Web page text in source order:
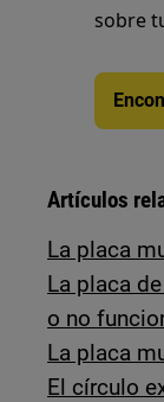
sobre
Artículos
La placa
La placa
o no
La placa
El círculo